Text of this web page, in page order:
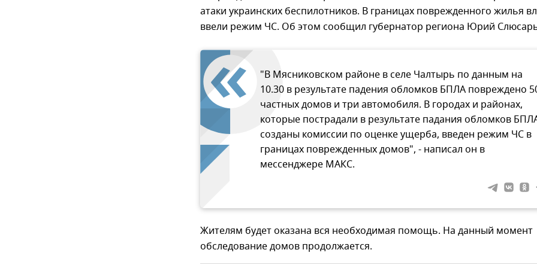
атаки украинских беспилотников. В границах поврежденного жилья
ввели режим ЧС. Об этом сообщил губернатор региона Юрий
"В Мясниковском районе в селе Чалтырь по данным на
10.30 в результате падения обломков БПЛА повреждено
частных домов и три автомобиля. В городах и районах,
которые пострадали в результате падания обломков
созданы комиссии по оценке ущерба, введен режим ЧС в
границах поврежденных домов", - написал он в
мессенджере МАКС.
Жителям будет оказана вся необходимая помощь. На данный момент
обследование домов продолжается.